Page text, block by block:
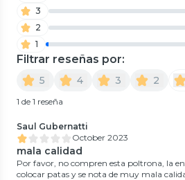
3
2
1
Filtrar reseñas por:
5 4 3 2
1 de 1 reseña
Saul Gubernatti
October 2023
mala calidad
Por favor, no compren esta poltrona, la
colocar patas y se nota de muy mala